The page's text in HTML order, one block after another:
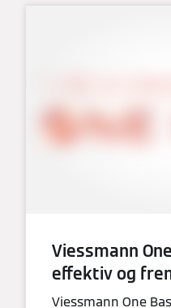
Viessmann
effektiv og
Viessmann One